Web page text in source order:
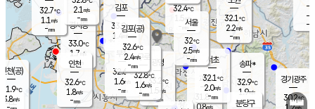
의도
과천
31.8℃
0.8m/s
경기광주
30.2℃
m/s
경서동
33.0℃
1.7 m/s
-mm
32.7℃
1.1 m/s
-mm
-
-m/
-
김포
33.9℃
1.4 m/s
mm
광명
33.2 ℃
1.5 m/s
-mm
부천
32.6℃
1.6m/s
-mm
2.1 m/s
-mm
구로
32.8℃
1.6m/s
-mm
32.4℃
1.5 m/s
- mm
32.1℃
2.2m/s
-mm
송파*
32.9℃
1.9m/s
-mm
서초
32.1℃
2.0m/s
-mm
분당구
인천(공)
31.9℃
3.8m/s
김포(공)
32.6℃
2.4m/s
-mm
인천
32.6℃
1.8m/s
-mm
서울
32℃
2.5m/s
-mm